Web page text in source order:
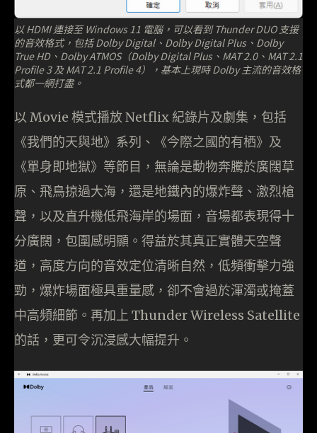
以 HDMI 連接至 Windows 11 電腦，可以看到 Thunder DUO 支援
的音效格式，包括 Dolby Digital、Dolby Digital Plus、Dolby
True HD、Dolby ATMOS（Dolby Digital Plus、MAT 2.0、MAT 2.1
Profile 3 及 MAT 2.1 Profile 4），基本上現時 Dolby 主流的音效格
式都一網打盡。
以 Movie 模式播放 Netflix 紀錄片及劇集，包括
《我們的天與地》系列、《今際之國的有栖》及
《單身即地獄》等節目，無論是動物奔騰於廣闊草
原、飛鳥掠過大海，還是地鐵內的爆炸聲、激烈槍
聲，以及直升機低飛海岸的場面，音場都表現得十
分廣闊，包圍感明顯。得益於其真正實體天空聲
道，高度方向的音效定位清晰自然，低頻衝擊力強
勁，爆炸場面極具重量感，卻不會過於渾濁或掩蓋
中高頻細節。再加上 Thunder Wireless Satellite
的話，更可令沉浸感大幅提升。